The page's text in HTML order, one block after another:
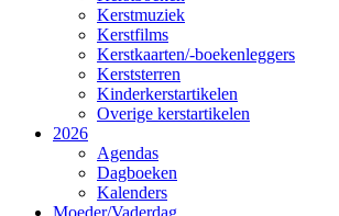
Kerstmuziek
Kerstfilms
Kerstkaarten/-boekenleggers
Kerststerren
Kinderkerstartikelen
Overige kerstartikelen
2026
Agendas
Dagboeken
Kalenders
Moeder/Vaderdag